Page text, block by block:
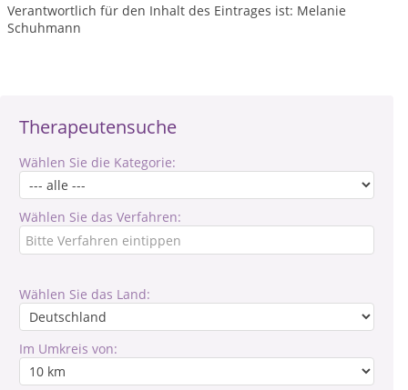
Therapeutensuche
Wählen Sie die Kategorie:
Wählen Sie das Verfahren:
Wählen Sie das Land:
Im Umkreis von:
Verantwortlich für den Inhalt des Eintrages ist: Melanie
Schuhmann